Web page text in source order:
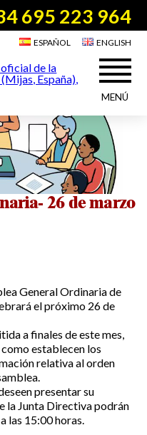
695 223 964
ESPAÑOL ENGLISH
MENÚ
y Visitantes
DE CALAHONDA
Paraíso, 6, 29649 Mijas Costa.
Diseño y desarrollo:Jesse Naylor
26 de marzo
General Ordinaria de
el próximo 26 de
a finales de este mes,
establecen los
relativa al orden
presentar su
la Junta Directiva podrán
las 15:00 horas.